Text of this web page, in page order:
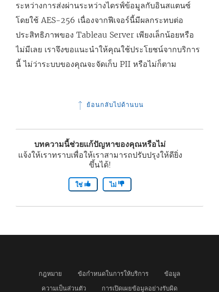
ระหว่างการส่งผ่านระหว่างไดรฟ์ข้อมูลกับอินสแตนซ์
โดยใช้ AES-256 เนื่องจากฟีเจอร์นี้มีผลกระทบต่อ
ประสิทธิภาพของ Tableau Server เพียงเล็กน้อยหรือ
ไม่มีเลย เราจึงขอแนะนำให้คุณใช้ประโยชน์จากบริการ
นี้ ไม่ว่าระบบของคุณจะจัดเก็บ PII หรือไม่ก็ตาม
ย้อนกลับไปด้านบน
บทความนี้ช่วยแก้ปัญหาของคุณหรือไม่
แจ้งให้เราทราบเพื่อให้เราสามารถปรับปรุงให้ดียิ่ง
ขึ้นได้!
ใช่ ไม่
กฎหมาย ข้อกำหนดในการให้บริการ
ข้อมูล
ความเป็นส่วนตัว
การเปิดเผยข้อมูลอย่างรับผิด